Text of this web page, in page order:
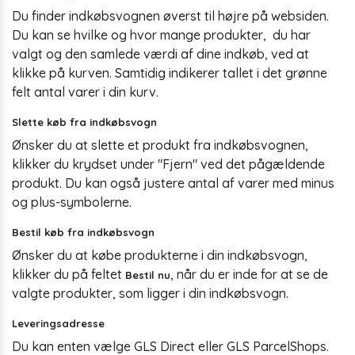
Du finder indkøbsvognen øverst til højre på websiden.
Du kan se hvilke og hvor mange produkter, du har
valgt og den samlede værdi af dine indkøb, ved at
klikke på kurven. Samtidig indikerer tallet i det grønne
felt antal varer i din kurv.
Slette køb fra indkøbsvogn
Ønsker du at slette et produkt fra indkøbsvognen,
klikker du krydset under "Fjern" ved det pågældende
produkt. Du kan også justere antal af varer med minus
og plus-symbolerne.
Bestil køb fra indkøbsvogn
Ønsker du at købe produkterne i din indkøbsvogn,
klikker du på feltet Bestil nu, når du er inde for at se de
valgte produkter, som ligger i din indkøbsvogn.
Leveringsadresse
Du kan enten vælge GLS Direct eller GLS ParcelShops.